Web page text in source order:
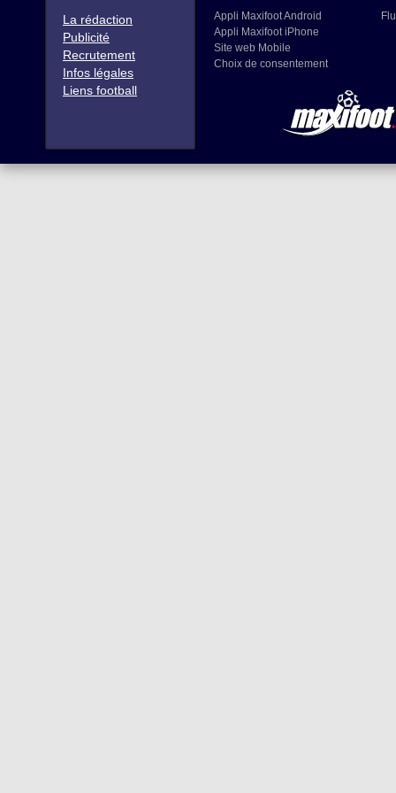
La rédaction
Publicité
Recrutement
Infos légales
Liens football
Appli Maxifoot Android
Appli Maxifoot iPhone
Site web Mobile
Choix de consentement